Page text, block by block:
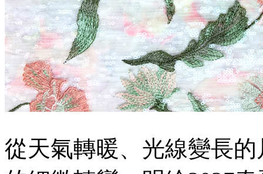
從天氣轉暖、光線變長